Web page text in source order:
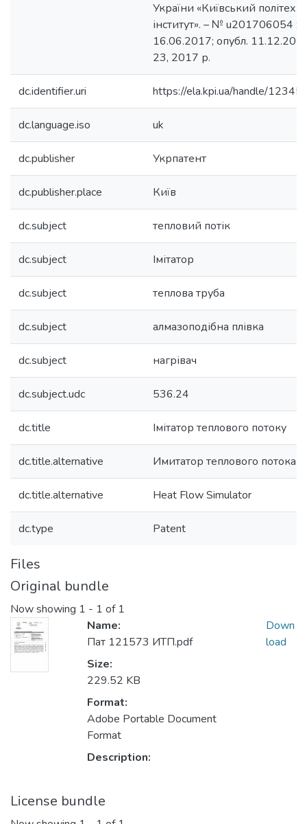
України «Київський
інститут». – № u201706054 ;
16.06.2017; опубл.
23, 2017 р.
dc.identifier.uri https://ela.kpi.ua/handle/
dc.language.iso uk
dc.publisher Укрпатент
dc.publisher.place Київ
dc.subject тепловий потік
dc.subject Імітатор
dc.subject теплова труба
dc.subject алмазоподібна плівка
dc.subject нагрівач
dc.subject.udc 536.24
dc.title Імітатор теплового потоку
dc.title.alternative Имитатор теплового потока
dc.title.alternative Heat Flow Simulator
dc.type Patent
Files
Original bundle
Now showing 1 - 1 of 1
Name:
Пат 121573 ИТП.pdf
Size:
229.52 KB
Format:
Adobe Portable Document
Format
Description:
Down
load
License bundle